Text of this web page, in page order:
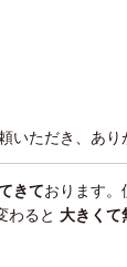
いただき、あり
きております。
わると 大きくて